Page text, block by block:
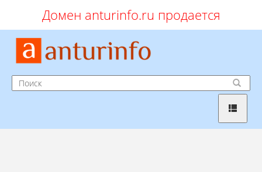
Домен anturinfo.ru продается